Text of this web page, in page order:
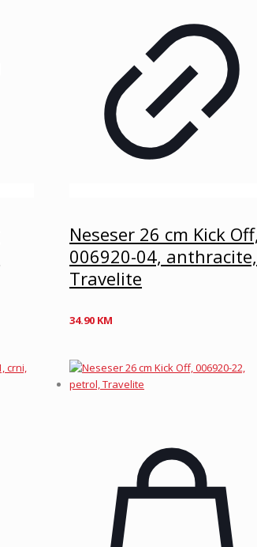
Neseser 26 cm Kick
006920-04, anthracite,
Travelite
34.90 KM